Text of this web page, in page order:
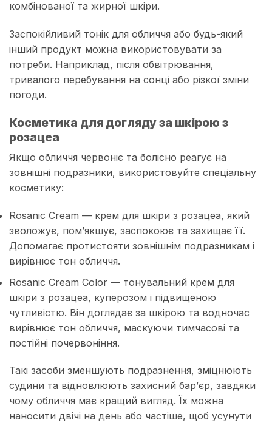
комбінованої та жирної шкіри.
Заспокійливий тонік для обличчя або будь-який
інший продукт можна використовувати за
потреби. Наприклад, після обвітрювання,
тривалого перебування на сонці або різкої зміни
погоди.
Косметика для догляду за шкірою з
розацеа
Якщо обличчя червоніє та болісно реагує на
зовнішні подразники, використовуйте спеціальну
косметику:
Rosanic Cream — крем для шкіри з розацеа, який
зволожує, пом’якшує, заспокоює та захищає її.
Допомагає протистояти зовнішнім подразникам і
вирівнює тон обличчя.
Rosanic Cream Color — тонувальний крем для
шкіри з розацеа, куперозом і підвищеною
чутливістю. Він доглядає за шкірою та водночас
вирівнює тон обличчя, маскуючи тимчасові та
постійні почервоніння.
Такі засоби зменшують подразнення, зміцнюють
судини та відновлюють захисний бар’єр, завдяки
чому обличчя має кращий вигляд. Їх можна
наносити двічі на день або частіше, щоб усунути